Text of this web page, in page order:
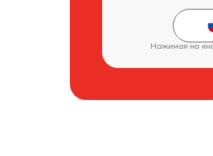
Нажимая на